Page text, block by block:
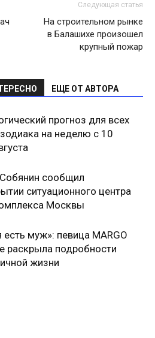
Следующая статья
На строительном рынке
в Балашихе произошел
крупный пожар
ЕЩЕ ОТ АВТОРА
прогноз для всех
на неделю с 10
сообщил
ситуационного центра
Москвы
есть муж»: певица MARGO
раскрыла подробности
жизни